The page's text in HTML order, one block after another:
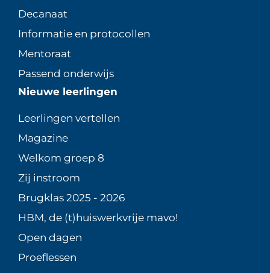
Decanaat
Informatie en protocollen
Mentoraat
Passend onderwijs
Nieuwe leerlingen
Leerlingen vertellen
Magazine
Welkom groep 8
Zij instroom
Brugklas 2025 - 2026
HBM, de (t)huiswerkvrije mavo!
Open dagen
Proeflessen